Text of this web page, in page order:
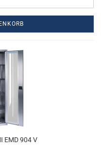
EMD 904 V